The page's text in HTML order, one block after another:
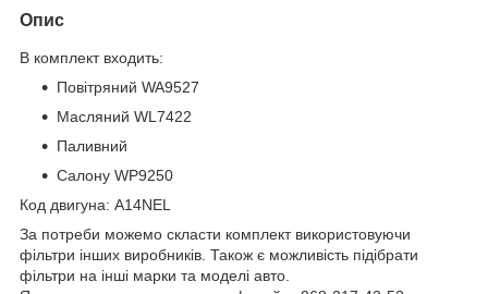
Опис
В комплект входить:
Повітряний WA9527
Масляний WL7422
Паливний
Салону WP9250
Код двигуна: A14NEL
За потреби можемо скласти комплект використовуючи
фільтри інших виробників. Також є можливість підібрати
фільтри на інші марки та моделі авто.